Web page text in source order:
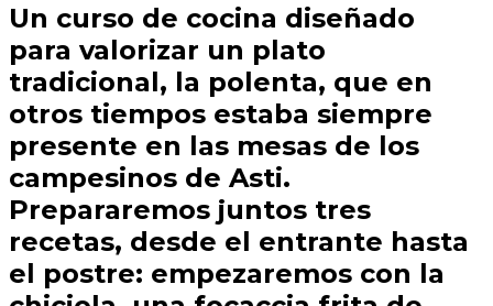
Un curso de cocina diseñado
para valorizar un plato
tradicional, la polenta, que en
otros tiempos estaba siempre
presente en las mesas de los
campesinos de Asti.
Prepararemos juntos tres
recetas, desde el entrante hasta
el postre: empezaremos con la